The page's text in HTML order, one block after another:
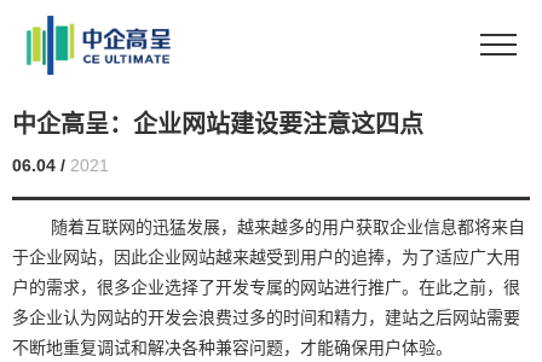
中企高呈：企业网站建设要注意这四点
06.04 / 2021
随着互联网的迅猛发展，越来越多的用户获取企业信息都将来自
于企业网站，因此企业网站越来越受到用户的追捧，为了适应广大用
户的需求，很多企业选择了开发专属的网站进行推广。在此之前，很
多企业认为网站的开发会浪费过多的时间和精力，建站之后网站需要
不断地重复调试和解决各种兼容问题，才能确保用户体验。